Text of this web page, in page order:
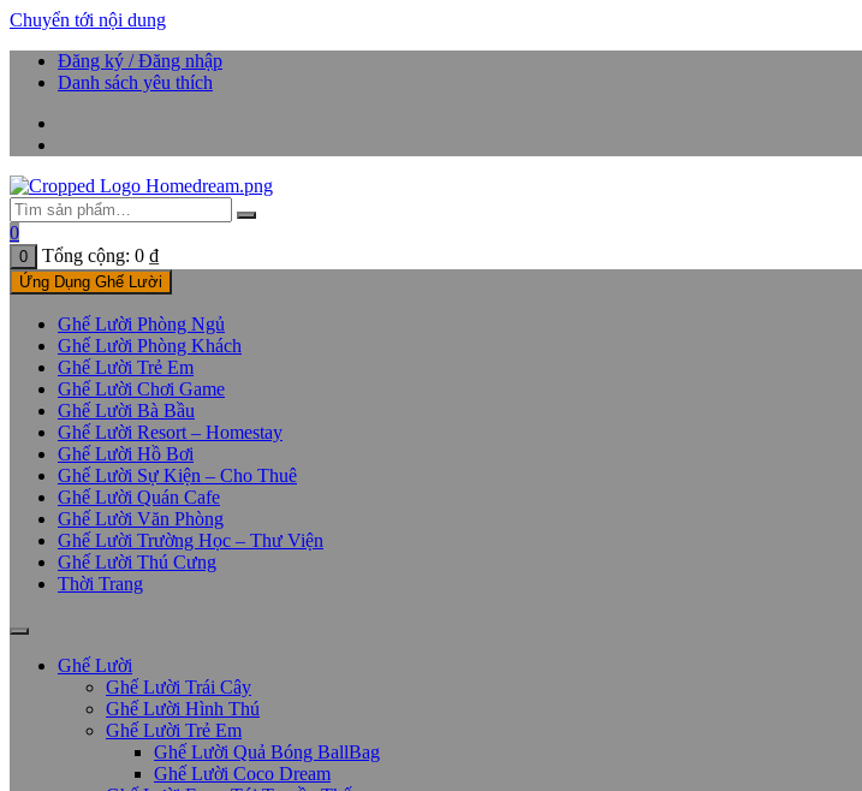
Chuyển tới nội dung
Đăng ký / Đăng nhập
Danh sách yêu thích
0
0 Tổng cộng: 0 ₫
Ứng Dụng Ghế Lười
Ghế Lười Phòng Ngủ
Ghế Lười Phòng Khách
Ghế Lười Trẻ Em
Ghế Lười Chơi Game
Ghế Lười Bà Bầu
Ghế Lười Resort – Homestay
Ghế Lười Hồ Bơi
Ghế Lười Sự Kiện – Cho Thuê
Ghế Lười Quán Cafe
Ghế Lười Văn Phòng
Ghế Lười Trường Học – Thư Viện
Ghế Lười Thú Cưng
Thời Trang
Ghế Lười
Ghế Lười Trái Cây
Ghế Lười Hình Thú
Ghế Lười Trẻ Em
Ghế Lười Quả Bóng BallBag
Ghế Lười Coco Dream